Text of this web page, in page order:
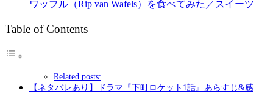
ワッフル（Rip van Wafels）を食べてみた／スイーツ
Table of Contents
Related posts:
【ネタバレあり】ドラマ『下町ロケット1話』あらすじ&感